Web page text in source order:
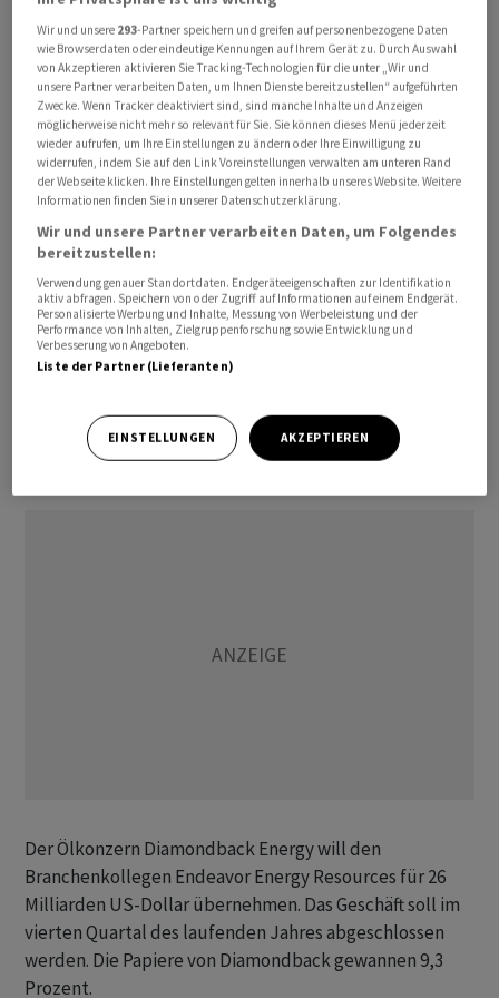
Prozent auf 38 867,98 Punkte, beim S&P 500 stand ein
Plus von 0,10 Prozent zu Buche auf 5031,77 Zähler.
Im Fokus standen einmal mehr KI-Aktien. So erklommen
Nvidia mit gut 746 Dollar die nächste Bestmarke, ehe
das Plus zusammenschmolz. Der Börsenwert des
Chipherstellers liess jenen von Amazon hinter sich. Die
Titel des Handelsgiganten gaben zuletzt um ein
Prozent nach.
Der KI-Boom katapultierte zudem die Aktien von Arm
Holdings in weitere Rekordhöhen. Der Kurs stieg
zuletzt um ein Fünftel. Seit in der vergangenen Woche
Ausblick die Anleger überzeugt hatte, haben die
Papiere in nur drei Handelstagen rund 80 Prozent
gewonnen.
Der Ölkonzern Diamondback Energy will den
Branchenkollegen Endeavor Energy Resources für 26
Milliarden US-Dollar übernehmen. Das Geschäft soll im
vierten Quartal des laufenden Jahres abgeschlossen
werden. Die Papiere von Diamondback gewannen 9,3
Prozent.
Wir und unsere 293-Partner speichern und greifen auf personenbezogene Daten
wie Browserdaten oder eindeutige Kennungen auf Ihrem Gerät zu. Durch Auswahl
von Akzeptieren aktivieren Sie Tracking-Technologien für die unter „Wir und
unsere Partner verarbeiten Daten, um Ihnen Dienste bereitzustellen“ aufgeführten
Zwecke. Wenn Tracker deaktiviert sind, sind manche Inhalte und Anzeigen
möglicherweise nicht mehr so relevant für Sie. Sie können dieses Menü jederzeit
wieder aufrufen, um Ihre Einstellungen zu ändern oder Ihre Einwilligung zu
widerrufen, indem Sie auf den Link Voreinstellungen verwalten am unteren Rand
der Webseite klicken. Ihre Einstellungen gelten innerhalb unseres Website. Weitere
Informationen finden Sie in unserer Datenschutzerklärung.
Wir und unsere Partner verarbeiten Daten, um Folgendes
bereitzustellen:
Verwendung genauer Standortdaten. Endgeräteeigenschaften zur Identifikation
aktiv abfragen. Speichern von oder Zugriff auf Informationen auf einem Endgerät.
Personalisierte Werbung und Inhalte, Messung von Werbeleistung und der
Performance von Inhalten, Zielgruppenforschung sowie Entwicklung und
Verbesserung von Angeboten.
Liste der Partner (Lieferanten)
EINSTELLUNGEN AKZEPTIEREN